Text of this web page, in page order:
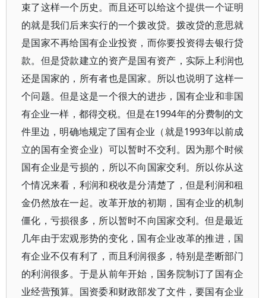
束了这样一个历史。而且还可以给这个提供一个证明
的就是我们后来实行的一个拨改贷。拨改贷的意思就
是国家不再给国有企业投资，而你要投资得去银行贷
款。但是贷款建立的资产是国有资产，实际上利润也
还是国家的，所有者也是国家。所以也说明了这样一
个问题。但是这是一个很大的进步，国有企业和非国
有企业一样，都得交税。但是在1994年的分费制的文
件里边，明确地规定了国有企业（就是1993年以前成
立的国有全资企业）可以暂时不交利。因为那个时候
国有企业是亏损的，所以不向国家交利。所以你从这
个情况来看，利润和税收是分清楚了，但是利润和租
金仍然放在一起。改革开放的初期，国有企业的机制
僵化，亏损很多，所以暂时不向国家交利。但是最近
几年由于宏观形势的变化，国有企业改革的推进，国
有企业不仅有利了，而且利润很多，特别是垄断部门
的利润很多。于是从前年开始，国务院制订了国有企
业经营预算。国资委和财政部发了文件，要国有企业